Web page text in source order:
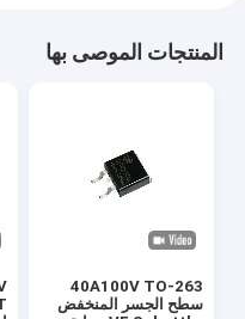
المنتجات الموصى بها
40A100V TO-263
سطح الجسر المنخفض